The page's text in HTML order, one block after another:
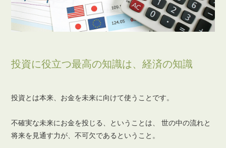
投資に役立つ最高の知識は、経済の知識
投資とは本来、お金を未来に向けて使うことです。
不確実な未来にお金を投じる、ということは、
世の中の流れと
将来を見通す力が、不可欠であるということ。